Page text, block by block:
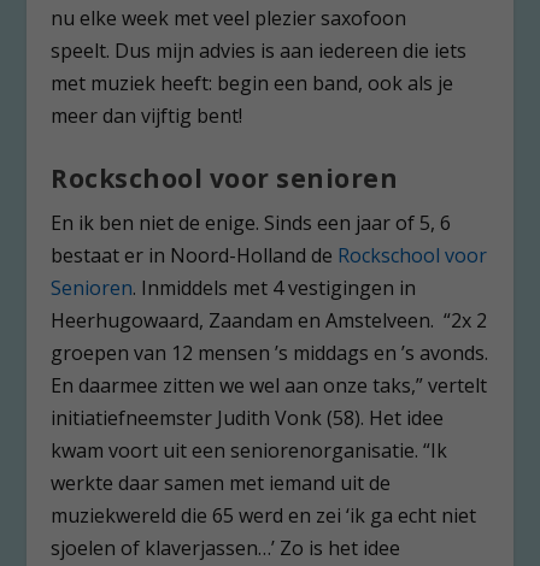
nu elke week met veel plezier saxofoon
speelt. Dus mijn advies is aan iedereen die iets
met muziek heeft: begin een band, ook als je
meer dan vijftig bent!
Rockschool voor senioren
En ik ben niet de enige. Sinds een jaar of 5, 6
bestaat er in Noord-Holland de Rockschool voor
Senioren. Inmiddels met 4 vestigingen in
Heerhugowaard, Zaandam en Amstelveen. “2x 2
groepen van 12 mensen ’s middags en ’s avonds.
En daarmee zitten we wel aan onze taks,” vertelt
initiatiefneemster Judith Vonk (58). Het idee
kwam voort uit een seniorenorganisatie. “Ik
werkte daar samen met iemand uit de
muziekwereld die 65 werd en zei ‘ik ga echt niet
sjoelen of klaverjassen…’ Zo is het idee